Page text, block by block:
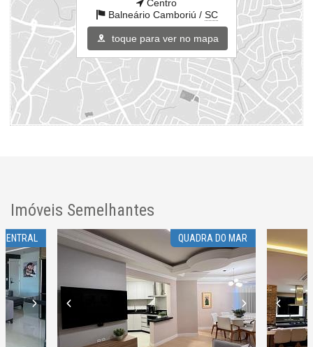
Centro
Balneário Camboriú / SC
toque para ver no mapa
Imóveis Semelhantes
QUADRA DO MAR